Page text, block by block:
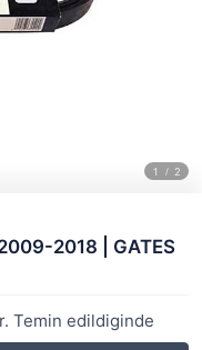
2018 | GATES
Temin edildiginde